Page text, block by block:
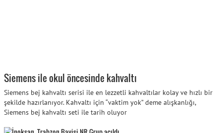
Siemens ile okul öncesinde kahvaltı
Siemens bej kahvaltı serisi ile en lezzetli kahvaltılar kolay ve hızlı bir
şekilde hazırlanıyor. Kahvaltı için “vaktim yok” deme alışkanlığı,
Siemens bej kahvaltı seti ile tarih oluyor